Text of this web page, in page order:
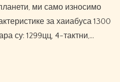
ми само износимо
за хаиабуса 1300
су: 1299цц, 4-тактни,…